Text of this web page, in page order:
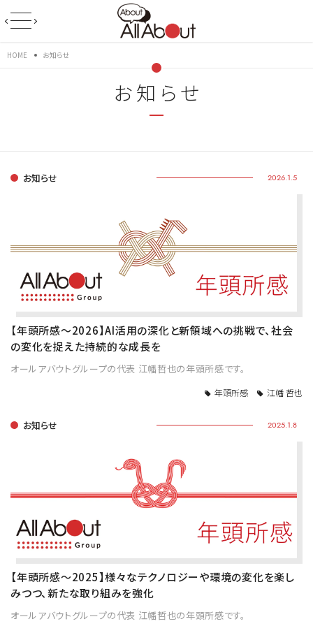
HOME お知らせ
お知らせ
お知らせ 2026.1.5
【年頭所感～2026】AI活用の深化と新領域への挑戦で、社会
の変化を捉えた持続的な成長を
オールアバウトグループの代表 江幡哲也の年頭所感です。
年頭所感 江幡 哲也
お知らせ 2025.1.8
【年頭所感～2025】様々なテクノロジーや環境の変化を楽し
みつつ、新たな取り組みを強化
オールアバウトグループの代表 江幡哲也の年頭所感です。